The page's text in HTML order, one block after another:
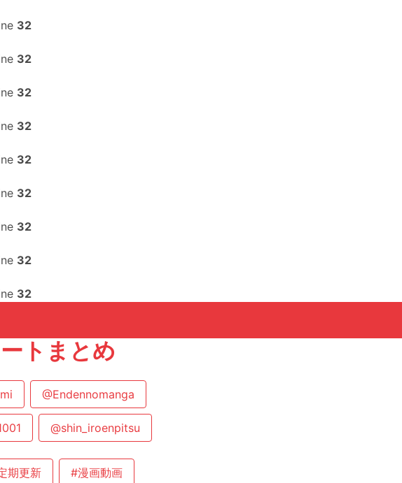
32
32
32
32
32
32
32
32
32
トまとめ
@Endennomanga
@shin_iroenpitsu
期更新 #漫画動画